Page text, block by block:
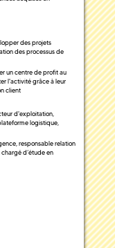
des projets
des processus de
un centre de profit au
l'activité grâce à leur
client
d'exploitation,
logistique,
responsable relation
d’étude en